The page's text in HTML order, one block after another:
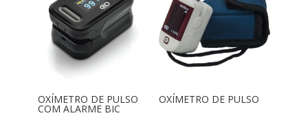
OXÍMETRO DE PULSO
COM ALARME BIC
OXÍMETRO DE PULSO